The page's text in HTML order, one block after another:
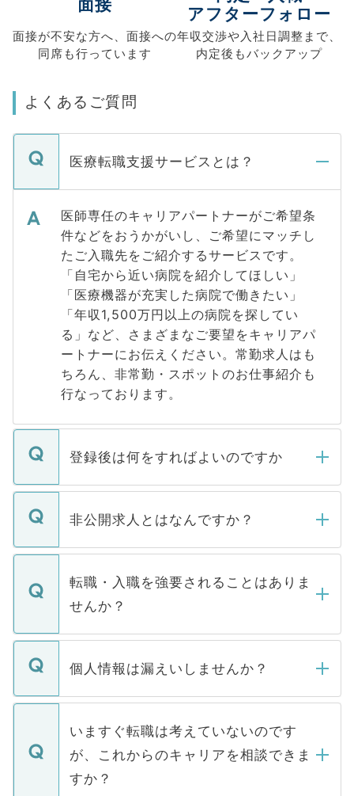
面接
面接が不安な方へ、 面接への
同席も行っています
アフターフォロー
年収交渉や入社日調整まで、
内定後もバックアップ
よくあるご質問
医療転職支援サービスとは？
医師専任のキャリアパートナーがご希望条
件などをおうかがいし、ご希望にマッチし
たご入職先をご紹介するサービスです。
「自宅から近い病院を紹介してほしい」
「医療機器が充実した病院で働きたい」
「年収1,500万円以上の病院を探してい
る」など、さまざまなご要望をキャリアパ
ートナーにお伝えください。常勤求人はも
ちろん、非常勤・スポットのお仕事紹介も
行なっております。
登録後は何をすればよいのですか
ご登録いただきましたら、弊社担当者がご
登録内容を確認し、その後メールもしくは
ます。通常、5営業日以内にはご連絡をせて
いただきますので、しばらくお待ちくださ
非公開求人とはなんですか？
マイナビDOCTORで取り扱っている求人の
うち約3割は、Webサイトからご覧いただ
けない「非公開求人」です。非公開求人は
下記の理由によって、一般には公開してい
ません。
■応募殺到を避けるため 人気のある医療機
関を公にしてしまうと、応募が殺到する場
に、医療機関が求める条件に合った人材の
みを人材紹介会社に依頼するケースが増え
ています。
転職・入職を強要されることはありま
せんか？
転職・入職を強要することは一切ありませ
ん。また、仮に応募先から内定をいただい
定を承諾する必要はありません。内定先へ
の辞退の連絡はキャリアパートナーが行い
個人情報は漏えいしませんか？
個人情報が漏えいすることはありませんの
で、ご安心ください。当サイトからの登録
などで収集したご登録者様の個人情報は、
ご本人のキャリアアップおよび転職活動の
支援を目的に使用いたします。お預かりし
いますぐ転職は考えていないのです
が、これからのキャリアを相談できま
すか？